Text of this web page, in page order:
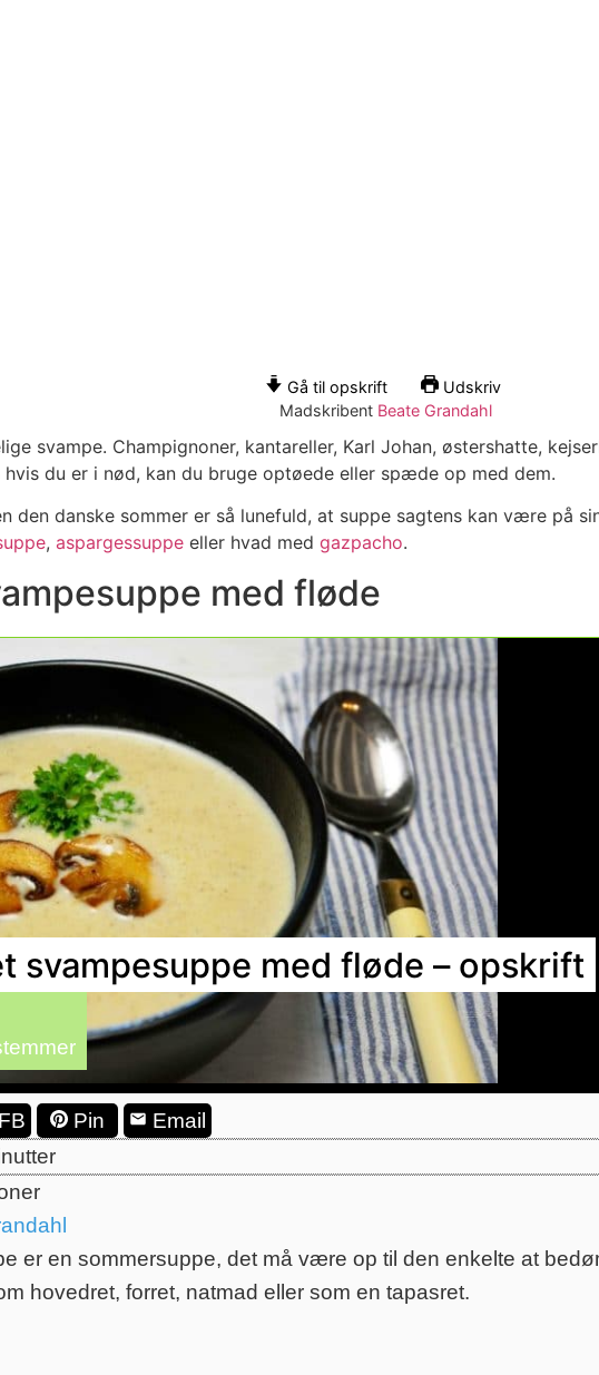
Gå til opskrift
Udskriv
Madskribent Beate Grandahl
svampe. Champignoner, kantareller, Karl Johan, østershatte,
du er i nød, kan du bruge optøede eller spæde op med dem.
den danske sommer er så lunefuld, at suppe sagtens kan være på
, aspargessuppe eller hvad med gazpacho.
med fløde
svampesuppe med fløde – opskrift
FB Pin
Email
er en sommersuppe, det må være op til den enkelte at
hovedret, forret, natmad eller som en tapasret.